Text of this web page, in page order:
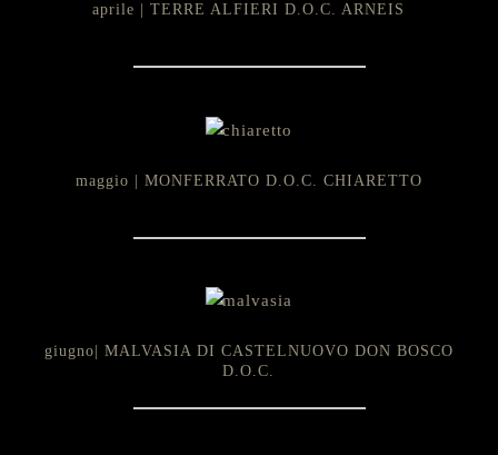
aprile | TERRE ALFIERI D.O.C. ARNEIS
maggio | MONFERRATO D.O.C. CHIARETTO
giugno| MALVASIA DI CASTELNUOVO DON BOSCO
D.O.C.